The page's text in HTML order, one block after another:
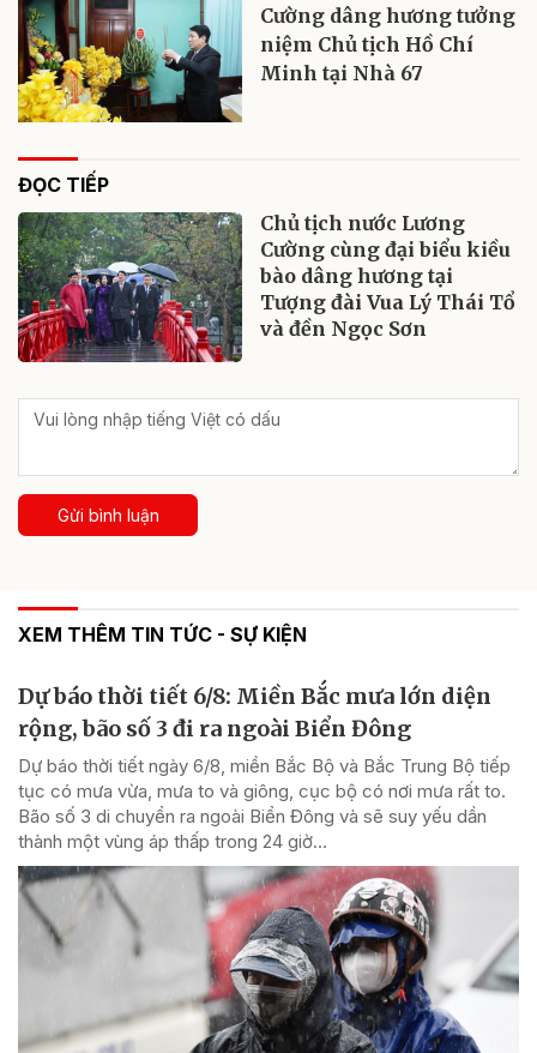
Cường dâng hương tưởng
niệm Chủ tịch Hồ Chí
Minh tại Nhà 67
ĐỌC TIẾP
Chủ tịch nước Lương
Cường cùng đại biểu kiều
bào dâng hương tại
Tượng đài Vua Lý Thái Tổ
và đền Ngọc Sơn
Gửi bình luận
XEM THÊM TIN TỨC - SỰ KIỆN
Dự báo thời tiết 6/8: Miền Bắc mưa lớn diện
rộng, bão số 3 đi ra ngoài Biển Đông
Dự báo thời tiết ngày 6/8, miền Bắc Bộ và Bắc Trung Bộ tiếp
tục có mưa vừa, mưa to và giông, cục bộ có nơi mưa rất to.
Bão số 3 di chuyển ra ngoài Biển Đông và sẽ suy yếu dần
thành một vùng áp thấp trong 24 giờ...